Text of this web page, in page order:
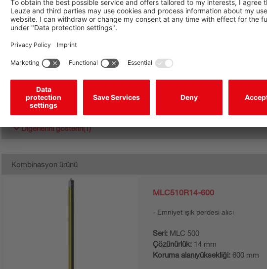
MLC500T14-450
Seri:MLC 500
Algılama mesafesi, maks.:
Çözünürlük:14 mm
Diğerlerini gösterin(1)
Kombinasyon ürünü
MLC510R14-600
Emniyet ışık perdesi alıcı
Seri: MLC 500
Çözünürlük: 14 mm
Koruma alanıyüksekliği: 600 mm